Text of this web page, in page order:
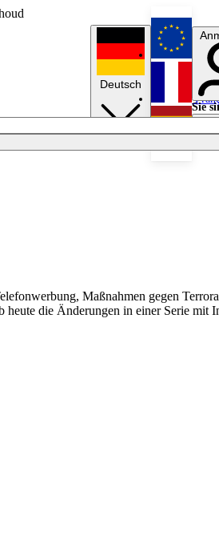
Deutsch
Sie
Licht
Maßnahmen gegen
die Änderungen in einer Serie mit